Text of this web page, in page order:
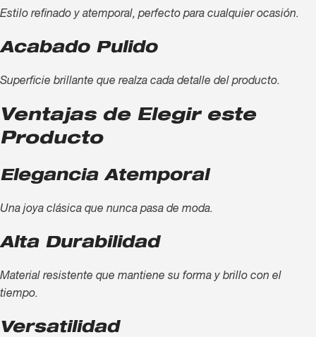
Estilo refinado y atemporal, perfecto para cualquier ocasión.
Acabado Pulido
Superficie brillante que realza cada detalle del producto.
Ventajas de Elegir este
Producto
Elegancia Atemporal
Una joya clásica que nunca pasa de moda.
Alta Durabilidad
Material resistente que mantiene su forma y brillo con el
tiempo.
Versatilidad